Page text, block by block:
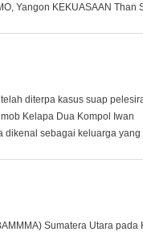
Yangon KEKUASAAN Than
diterpa kasus suap
Kelapa Dua Kompol Iwan
dikenal sebagai keluarga yang
Sumatera Utara pada